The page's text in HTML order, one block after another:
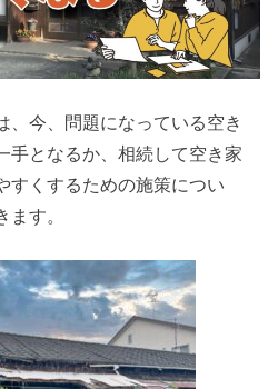
今、問題になっている空き
手となるか、相続して空き家
すくするための施策につい
す。